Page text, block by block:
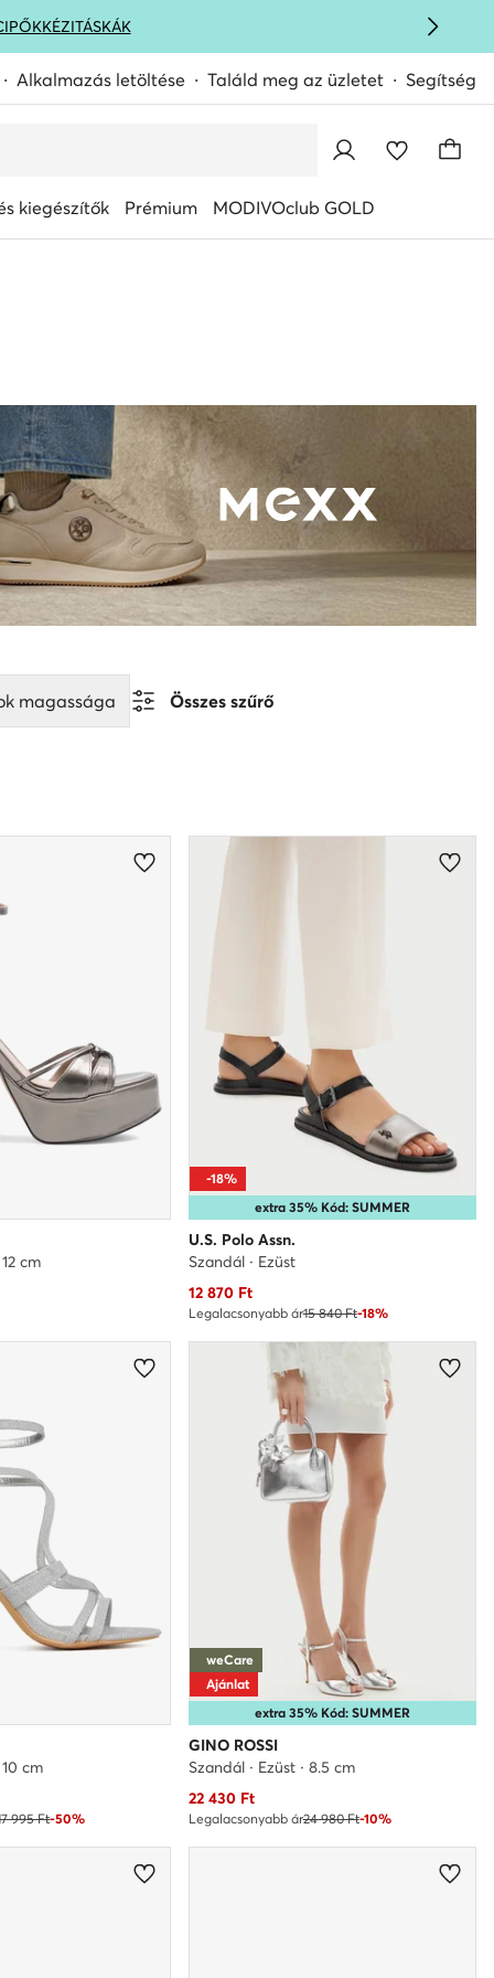
KÉZITÁSKÁK
Alkalmazás letöltése Találd meg az üzletet Segítség
kiegészítők Prémium MODIVOclub GOLD
magassága Összes szűrő
cm
extra 35% Kód: SUMMER
-18%
U.S. Polo Assn.
Szandál · Ezüst
Aktuális ár
12 870Ft
Legalacsonyabb ár15 840 Ft-18%
cm
995 Ft-50%
extra 35% Kód: SUMMER
weCare
Ajánlat
GINO ROSSI
Szandál · Ezüst · 8.5 cm
Aktuális ár
22 430Ft
Legalacsonyabb ár24 980 Ft-10%